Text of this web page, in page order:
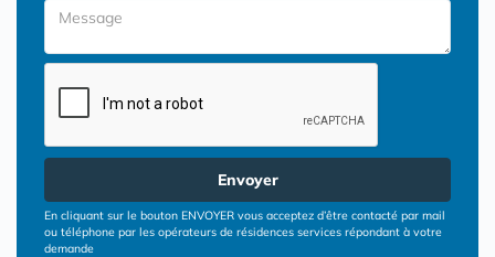
Envoyer
En cliquant sur le bouton ENVOYER vous acceptez d’être contacté par mail
ou téléphone par les opérateurs de résidences services répondant à votre
demande